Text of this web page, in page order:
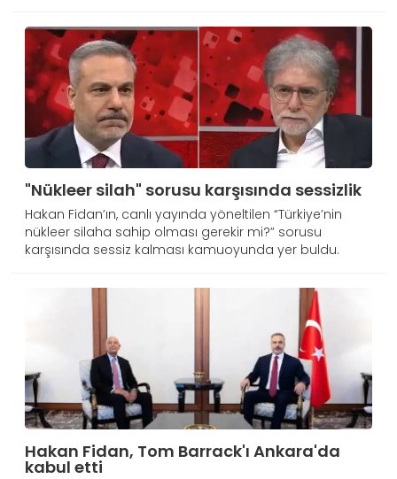
"Nükleer silah" sorusu karşısında sessizlik
Hakan Fidan’ın, canlı yayında yöneltilen “Türkiye’nin
nükleer silaha sahip olması gerekir mi?” sorusu
karşısında sessiz kalması kamuoyunda yer buldu.
Hakan Fidan, Tom Barrack'ı Ankara'da
kabul etti